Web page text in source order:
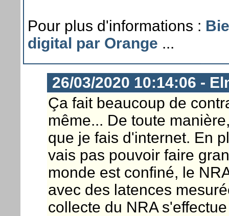
Pour plus d'informations :
digital par Orange ...
26/03/2020 10:14:06 -
Ça fait beaucoup de
même... De toute
que je fais d'internet. En
vais pas pouvoir faire
monde est confiné, le
avec des latences
collecte du NRA